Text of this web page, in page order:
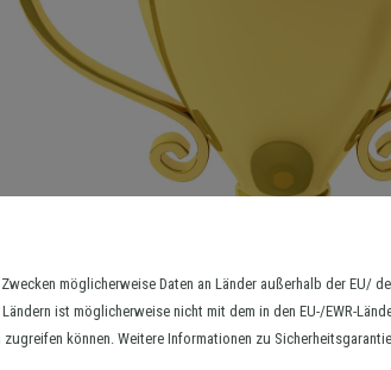
möglicherweise Daten an Länder außerhalb der EU/
ist möglicherweise nicht mit dem in den EU-/EWR-
können. Weitere Informationen zu